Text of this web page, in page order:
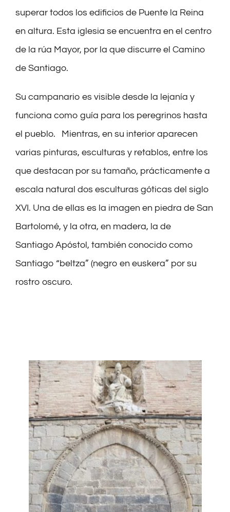
superar todos los edificios de Puente la Reina
en altura. Esta iglesia se encuentra en el centro
de la rúa Mayor, por la que discurre el Camino
de Santiago.
Su campanario es visible desde la lejanía y
funciona como guía para los peregrinos hasta
el pueblo.
Mientras, en su interior aparecen
varias pinturas, esculturas y retablos, entre los
que destacan por su tamaño, prácticamente a
escala natural dos esculturas góticas del siglo
XVI. Una de ellas es la imagen en piedra de San
Bartolomé, y la otra, en madera, la de
Santiago Apóstol , también conocido como
Santiago “beltza” (negro en euskera” por su
rostro oscuro.